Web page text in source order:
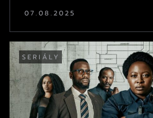
07.08.2025
SERIÁLY